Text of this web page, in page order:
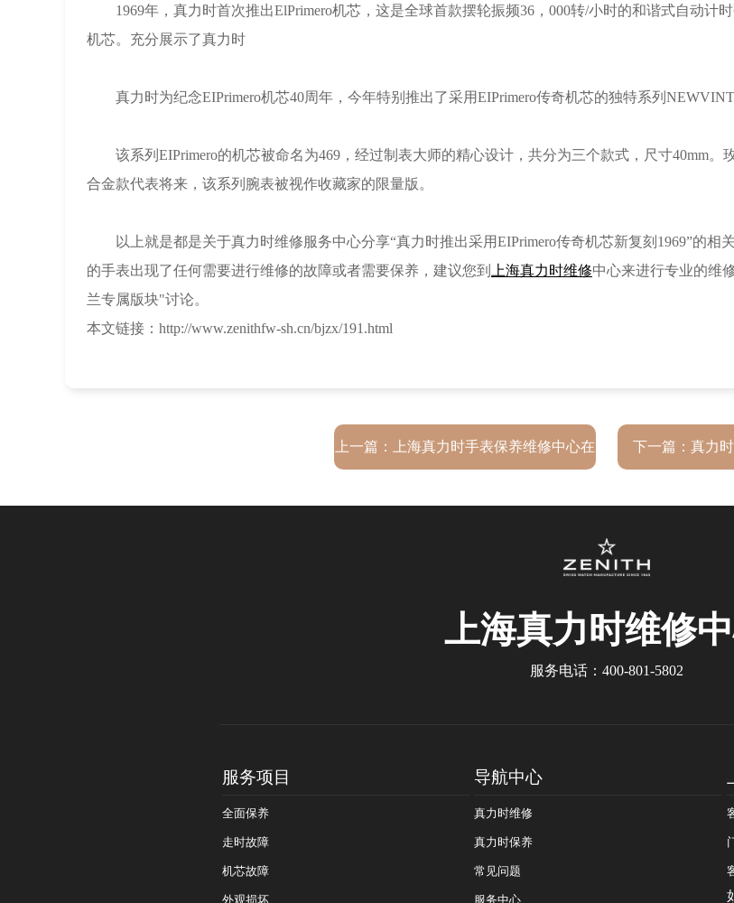
1969年，真力时首次推出ElPrimero机芯，这是全球首款摆轮振频36，000转/小时的和谐式自动计
机芯。充分展示了真力时
真力时为纪念EIPrimero机芯40周年，今年特别推出了采用EIPrimero传奇机芯的独特系列
该系列EIPrimero的机芯被命名为469，经过制表大师的精心设计，共分为三个款式，尺寸40mm。
合金款代表将来，该系列腕表被视作收藏家的限量版。
以上就是都是关于真力时维修服务中心分享“真力时推出采用EIPrimero传奇机芯新复刻1969”的相
的手表出现了任何需要进行维修的故障或者需要保养，建议您到
上海真力时维修中心来进行专业的维
兰专属版块"讨论。
本文链接：http://www.zenithfw-sh.cn/bjzx/191.html
上一篇： 上海真力时手表保养维修中心在 下一篇：真力
上海真力时维修
服务电话： 400-801-5802
服务项目
全面保养
走时故障
机芯故障
外观损坏
导航中心
真力时维修
真力时保养
常见问题
服务中心